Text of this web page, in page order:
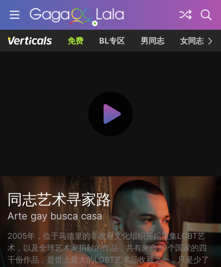
免费 BL专区 男同志 女同志
同志艺术寻家路
Arte gay busca casa
2005年，位于马德里的非政府文化组织开始搜集LGBT艺
术，以及全球艺术家捐献的作品，共有来自30个国家的四
千份作品，是世上最大的LGBT艺术品收藏之一，只是少了